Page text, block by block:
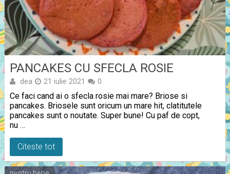
PANCAKES CU SFECLA ROSIE
dea 21 iulie 2021 0
Ce faci cand ai o sfecla rosie mai mare? Briose si
pancakes. Briosele sunt oricum un mare hit, clatitutele
pancakes sunt o noutate. Super bune! Cu paf de copt,
nu …
Citeste tot